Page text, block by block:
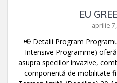
EU
aprilie
📢 Detalii Program
Intensive Programme)
asupra speciilor invazive,
componentă de mobilitate